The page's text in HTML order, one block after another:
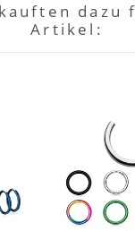
dazu
Artikel: